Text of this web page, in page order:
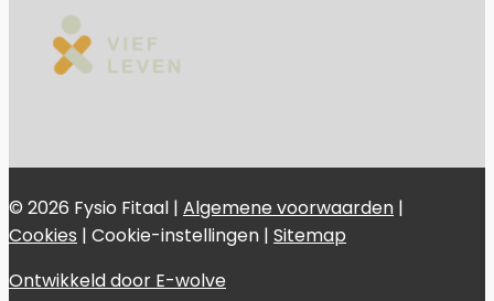
© 2026 Fysio Fitaal | Algemene voorwaarden |
Cookies | Cookie-instellingen | Sitemap
Ontwikkeld door E-wolve